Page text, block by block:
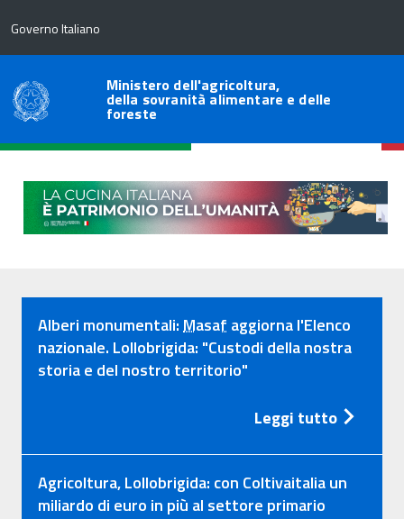
Governo Italiano
Ministero dell'agricoltura,
della sovranità alimentare e delle
foreste
In
Primo
Piano
Alberi monumentali:Masaf aggiorna l'Elenco
nazionale. Lollobrigida: "Custodi della nostra
storia e del nostro territorio"
Leggi tutto
Agricoltura, Lollobrigida: con Coltivaitalia un
miliardo di euro in più al settore primario